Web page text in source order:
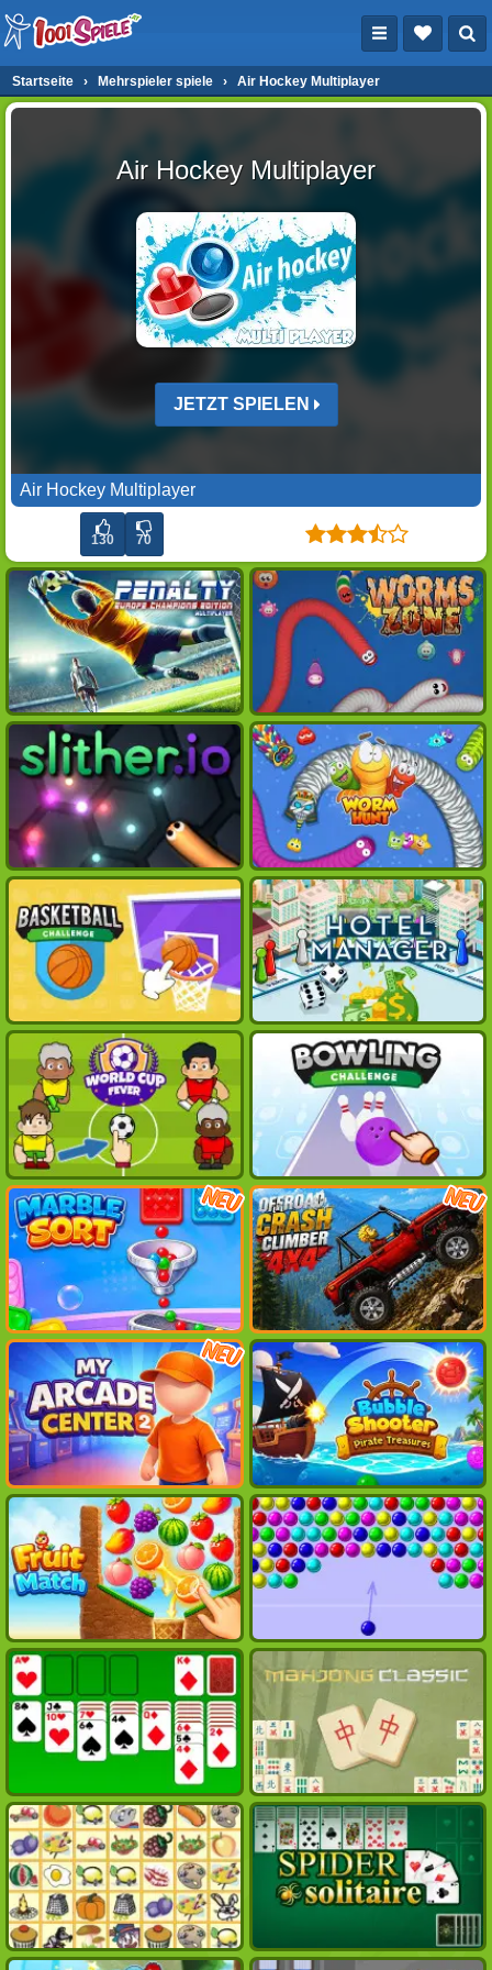
Startseite › Mehrspieler spiele › Air Hockey Multiplayer
Air Hockey Multiplayer
JETZT SPIELEN
Air Hockey Multiplayer
130 70